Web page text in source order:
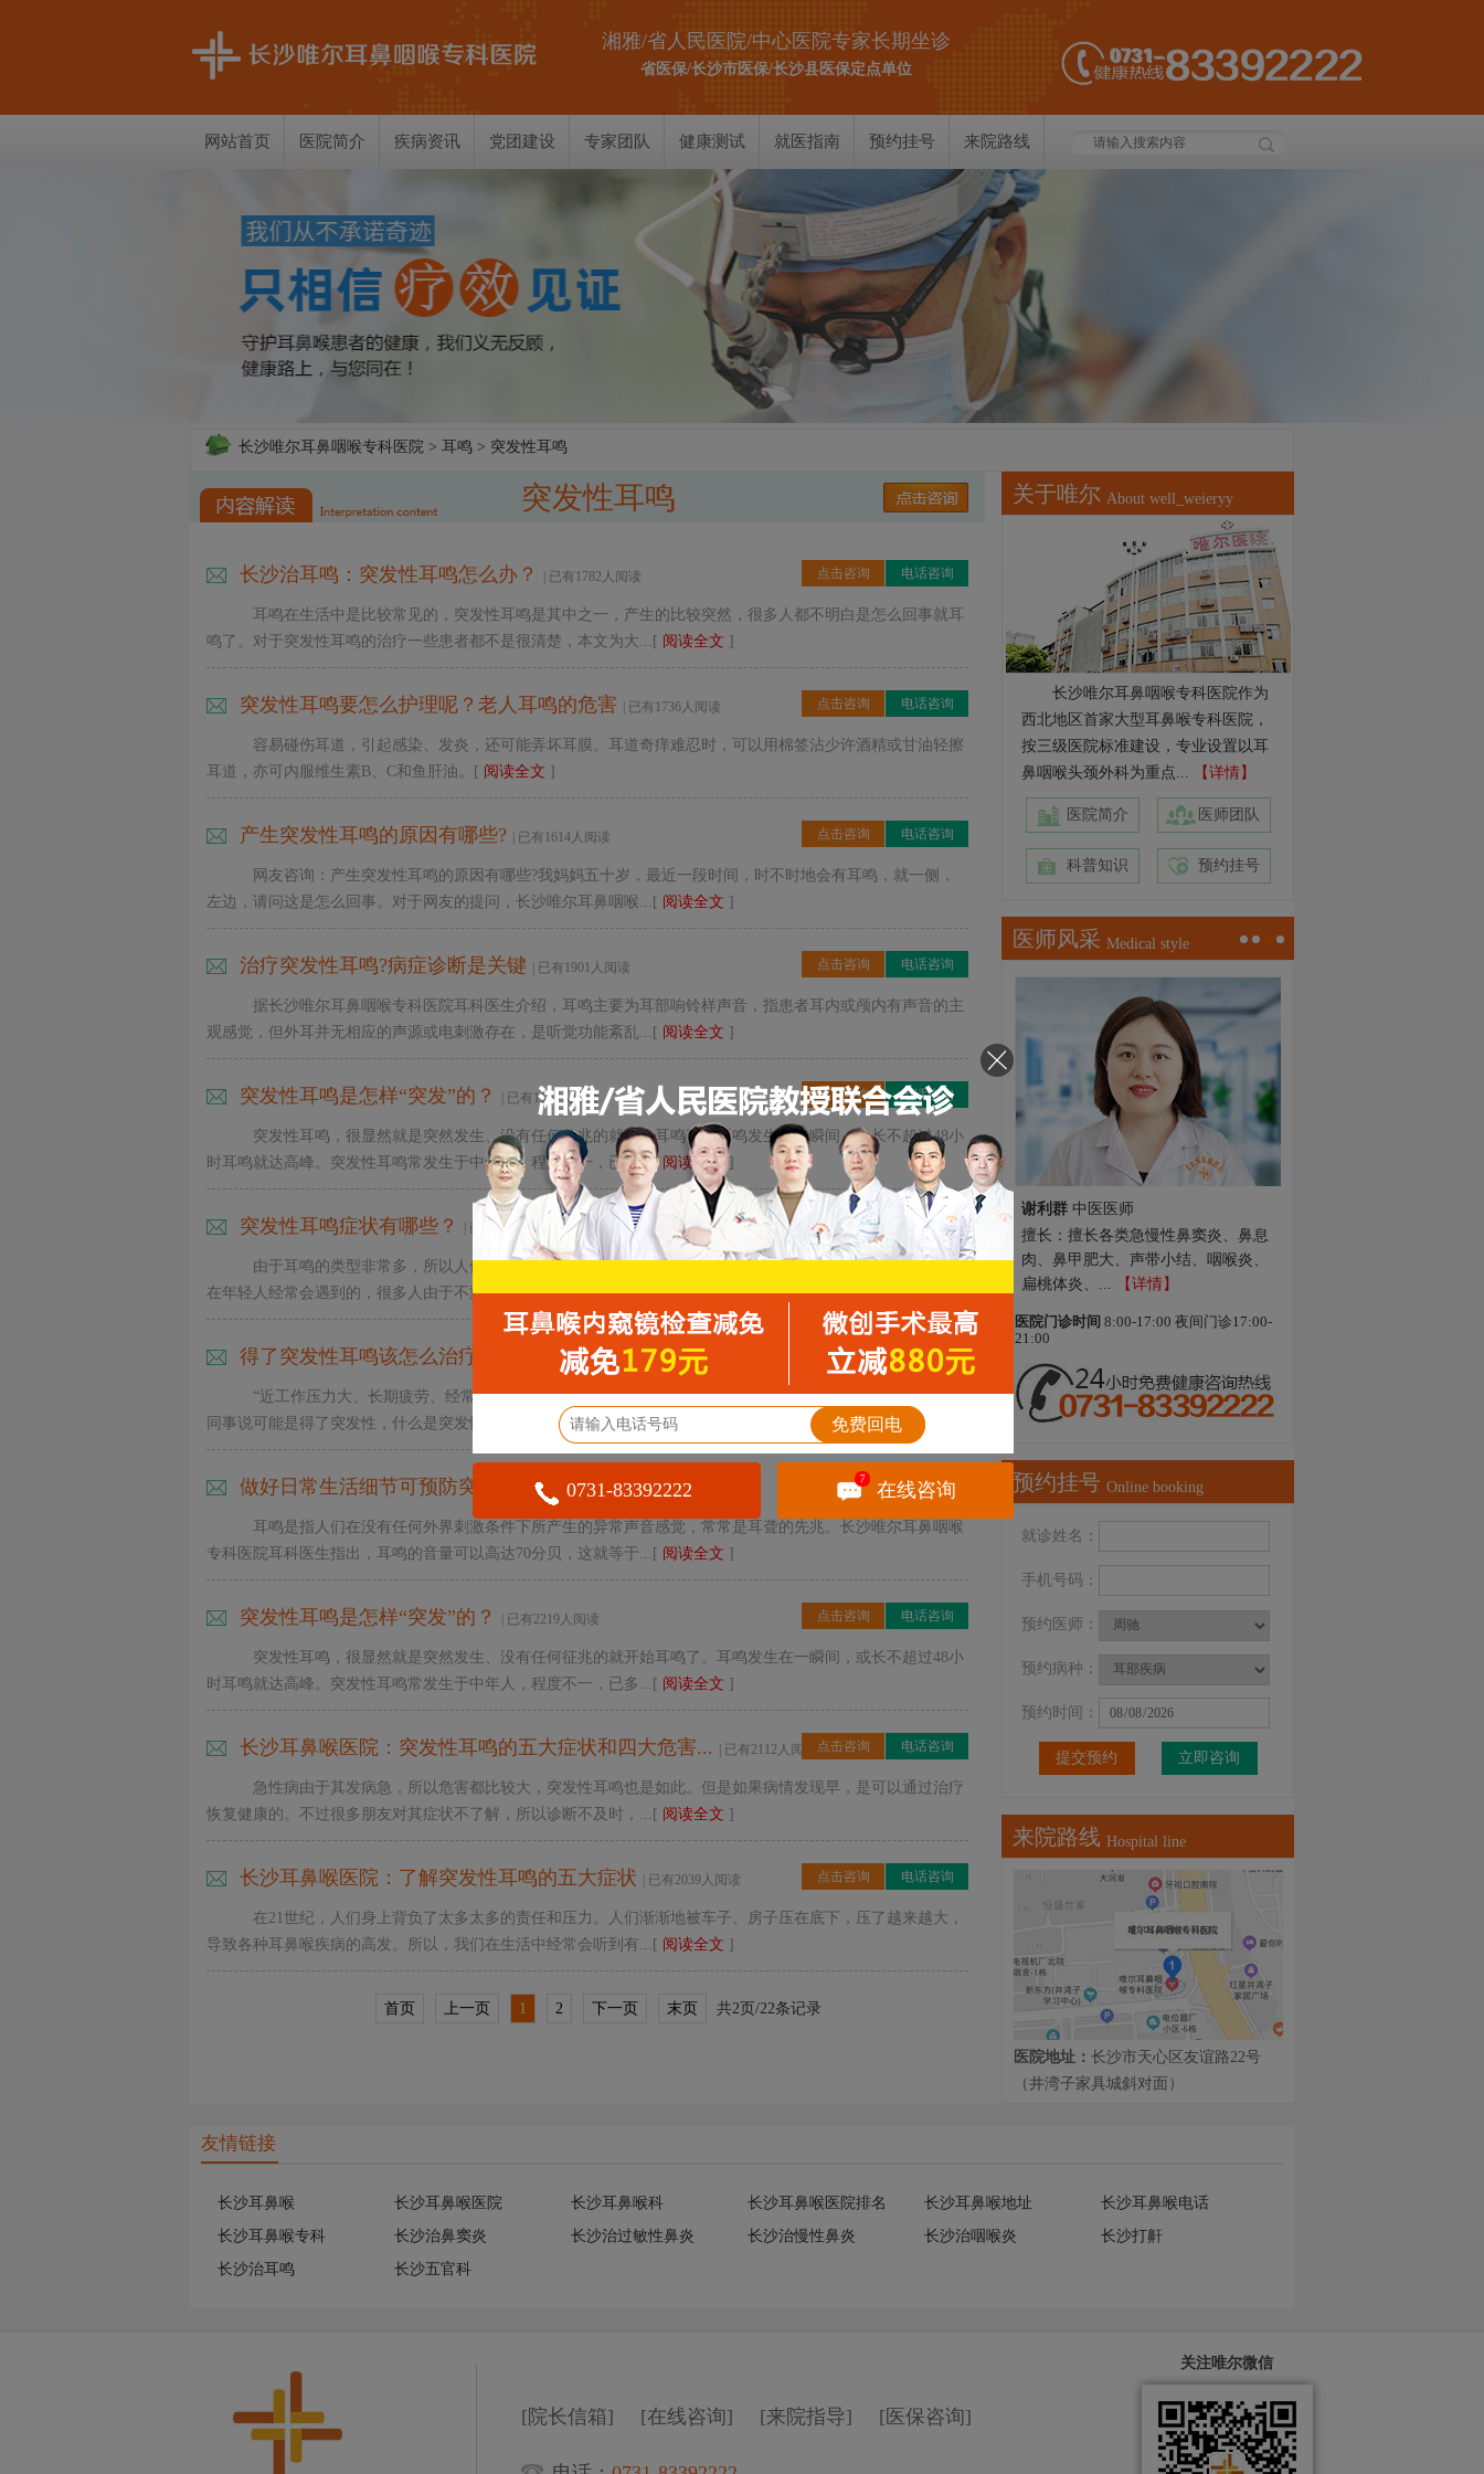
湘雅/省人民医院/中心医院专家长期坐诊
省医保/长沙市医保/长沙县医保定点单位
网站首页 医院简介 疾病资讯 党团建设 专家团队 健康测试
耳部测试
鼻部测试
喉部测试
就医指南 预约挂号 来院路线
长沙唯尔耳鼻咽喉专科医院 > 耳鸣 > 突发性耳鸣
突发性耳鸣
长沙治耳鸣：突发性耳鸣怎么办？ | 已有1782人阅读 点击咨询 电话咨询
耳鸣在生活中是比较常见的，突发性耳鸣是其中之一，产生的比较突然，很多人都不明白是怎么回事就耳
鸣了。对于突发性耳鸣的治疗一些患者都不是很清楚，本文为大...[ 阅读全文 ]
突发性耳鸣要怎么护理呢？老人耳鸣的危害 | 已有1736人阅读 点击咨询 电话咨询
容易碰伤耳道，引起感染、发炎，还可能弄坏耳膜。耳道奇痒难忍时，可以用棉签沾少许酒精或甘油轻擦
耳道，亦可内服维生素B、C和鱼肝油。[ 阅读全文 ]
产生突发性耳鸣的原因有哪些? | 已有1614人阅读 点击咨询 电话咨询
网友咨询：产生突发性耳鸣的原因有哪些?我妈妈五十岁，最近一段时间，时不时地会有耳鸣，就一侧，
左边，请问这是怎么回事。对于网友的提问，长沙唯尔耳鼻咽喉...[ 阅读全文 ]
治疗突发性耳鸣?病症诊断是关键 | 已有1901人阅读 点击咨询 电话咨询
据长沙唯尔耳鼻咽喉专科医院耳科医生介绍，耳鸣主要为耳部响铃样声音，指患者耳内或颅内有声音的主
观感觉，但外耳并无相应的声源或电刺激存在，是听觉功能紊乱...[ 阅读全文 ]
突发性耳鸣是怎样“突发”的？ | 已有1697人阅读 点击咨询 电话咨询
突发性耳鸣，很显然就是突然发生、没有任何征兆的就开始耳鸣了。耳鸣发生在一瞬间，或长不超过48小
时耳鸣就达高峰。突发性耳鸣常发生于中年人，程度不一，已多...[ 阅读全文 ]
突发性耳鸣症状有哪些？ | 已有2698人阅读 点击咨询 电话咨询
由于耳鸣的类型非常多，所以人们患有的耳鸣是不同的。近有很多人都咨询突发性耳鸣。突发性耳鸣是现
在年轻人经常会遇到的，很多人由于不重视导致病情严重。那突...[阅读全文]
得了突发性耳鸣该怎么治疗？ | 已有2704人阅读 点击咨询 电话咨询
“近工作压力大、长期疲劳、经常熬夜、身心长期处于紧张和高压状态，耳朵有时候就突然听不清声了，
同事说可能是得了突发性，什么是突发性耳鸣？得了突发性耳鸣...[阅读全文
做好日常生活细节可预防突发性耳鸣的发生 | 已有3171人阅读 点击咨询 电话咨询
耳鸣是指人们在没有任何外界刺激条件下所产生的异常声音感觉，常常是耳聋的先兆。长沙唯尔耳鼻咽喉
专科医院耳科医生指出，耳鸣的音量可以高达70分贝，这就等于...[ 阅读全文 ]
突发性耳鸣是怎样“突发”的？ | 已有2219人阅读 点击咨询 电话咨询
突发性耳鸣，很显然就是突然发生、没有任何征兆的就开始耳鸣了。耳鸣发生在一瞬间，或长不超过48小
时耳鸣就达高峰。突发性耳鸣常发生于中年人，程度不一，已多...[ 阅读全文 ]
长沙耳鼻喉医院：突发性耳鸣的五大症状和四大危害... | 已有2112人阅读 点击咨询 电话咨询
急性病由于其发病急，所以危害都比较大，突发性耳鸣也是如此。但是如果病情发现早，是可以通过治疗
恢复健康的。不过很多朋友对其症状不了解，所以诊断不及时，...[ 阅读全文 ]
长沙耳鼻喉医院：了解突发性耳鸣的五大症状 | 已有2039人阅读 点击咨询 电话咨询
在21世纪，人们身上背负了太多太多的责任和压力。人们渐渐地被车子、房子压在底下，压了越来越大，
导致各种耳鼻喉疾病的高发。所以，我们在生活中经常会听到有...[ 阅读全文 ]
首页 上一页 1 2 下一页 末页 共2页/22条记录
关于唯尔 About well_weieryy
长沙唯尔耳鼻咽喉专科医院作为
西北地区首家大型耳鼻喉专科医院，
按三级医院标准建设，专业设置以耳
鼻咽喉头颈外科为重点...
【详情】
医院简介 医师团队
科普知识 预约挂号
医师风采 Medical style
罗勇教授 主任医师
擅长：对耳科学以及鼻喉癌为主的头
颈肿瘤外科有深入研究，曾参编参译
著作多部，...
【详情】
医院门诊时间 8:00-17:00 夜间门诊17:00-
21:00
预约挂号 Online booking
就诊姓名：
手机号码：
预约医师：
预约病种：
预约时间：
立即咨询
来院路线 Hospital line
医院地址： 长沙市天心区友谊路22号
（井湾子家具城斜对面）
友情链接
长沙耳鼻喉 长沙耳鼻喉医院 长沙耳鼻喉科 长沙耳鼻喉医院排名 长沙耳鼻喉地址
长沙耳鼻喉电话
长沙耳鼻喉专科
长沙治鼻窦炎 长沙治过敏性鼻炎 长沙治慢性鼻炎 长沙治咽喉炎
长沙打鼾
长沙治耳鸣
长沙五官科
[院长信箱] [在线咨询] [来院指导] [医保咨询]
关注唯尔微信
资
通
道
免费回电
0731-83392222 7 在线咨询